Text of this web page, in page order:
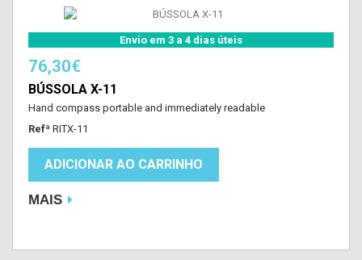
Envio em 3 a 4 dias úteis
76,30€
BÚSSOLA X-11
Hand compass portable and immediately readable
Refª RITX-11
ADICIONAR AO CARRINHO
MAIS